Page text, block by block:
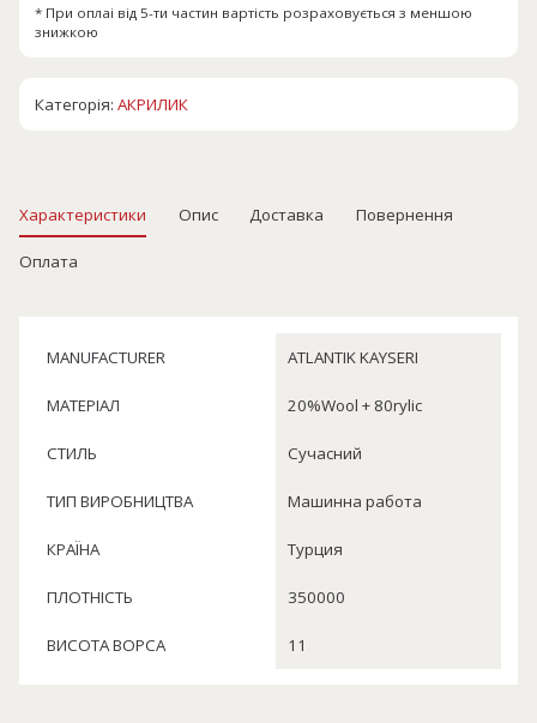
* При оплаі від 5-ти частин вартість розраховується з меншою
знижкою
Категорія:АКРИЛИК
Характеристики Опис Доставка Повернення
Оплата
MANUFACTURER ATLANTIK KAYSERI
МАТЕРІАЛ 20%Wool + 80rylic
СТИЛЬ Сучасний
ТИП ВИРОБНИЦТВА Машинна работа
КРАЇНА Турция
ПЛОТНІСТЬ 350000
ВИСОТА ВОРСА 11